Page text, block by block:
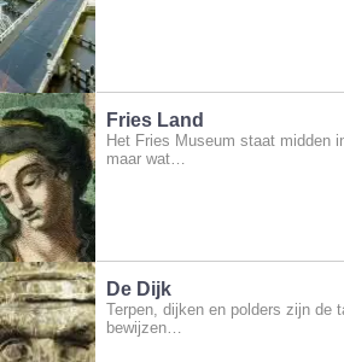
Fries Land
Het Fries Museum staat midden
maar wat…
De Dijk
Terpen, dijken en polders zijn de
bewijzen…